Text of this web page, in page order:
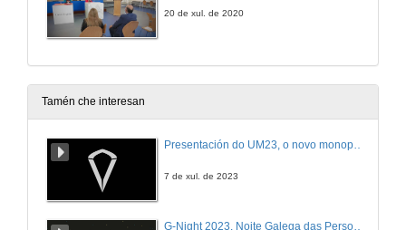
20 de xul. de 2020
Tamén che interesan
Presentación do UM23, o novo monopraza de UVigo Motorsport
7 de xul. de 2023